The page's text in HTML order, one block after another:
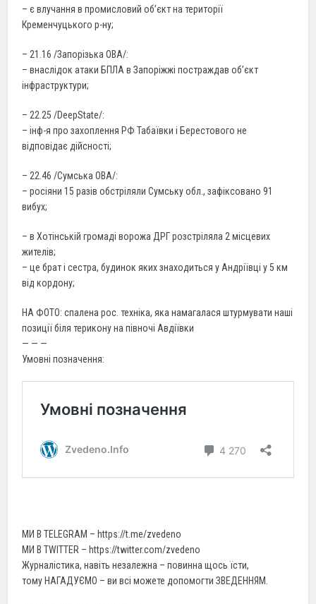
– є влучання в промисловий обʼєкт на території
Кременчуцького р-ну;
– 21.16 /Запорізька ОВА/:
– внаслідок атаки БПЛА в Запоріжжі постраждав об’єкт
інфраструктури;
– 22.25 /DeepState/:
– інф-я про захоплення РФ Табаївки і Берестового не
відповідає дійсності;
– 22.46 /Сумська ОВА/:
– росіяни 15 разів обстріляли Сумську обл., зафіксовано 91
вибух;
– в Хотінській громаді ворожа ДРГ розстріляла 2 місцевих
жителів;
– це брат і сестра, будинок яких знаходиться у Андріївці у 5 км
від кордону;
НА ФОТО: спалена рос. техніка, яка намагалася штурмувати наші
позиції біля терикону на півночі Авдіївки
— — —
Умовні позначення:
МИ В TELEGRAM – https://t.me/zvedeno
МИ В TWITTER – https://twitter.com/zvedeno
Журналістика, навіть незалежна – повинна щось їсти,
тому НАГАДУЄМО – ви всі можете допомогти ЗВЕДЕННЯМ.